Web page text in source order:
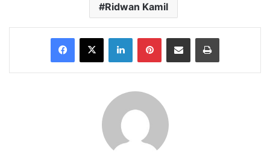
Ridwan Kamil
Facebook
X LinkedInPinterestShare via Email Print